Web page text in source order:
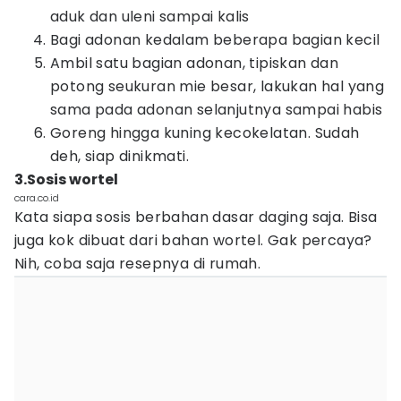
aduk dan uleni sampai kalis
Bagi adonan kedalam beberapa bagian kecil
Ambil satu bagian adonan, tipiskan dan
potong seukuran mie besar, lakukan hal yang
sama pada adonan selanjutnya sampai habis
Goreng hingga kuning kecokelatan. Sudah
deh, siap dinikmati.
3.Sosis wortel
cara.co.id
Kata siapa sosis berbahan dasar daging saja. Bisa
juga kok dibuat dari bahan wortel. Gak percaya?
Nih, coba saja resepnya di rumah.